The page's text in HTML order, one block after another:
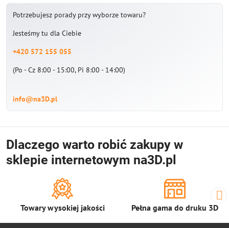
Potrzebujesz porady przy wyborze towaru?
Jesteśmy tu dla Ciebie
+420 572 155 055
(Po - Cz 8:00 - 15:00, Pi 8:00 - 14:00)
info@na3D.pl
Dlaczego warto robić zakupy w
sklepie internetowym na3D.pl
Towary wysokiej jakości Pełna gama do druku 3D